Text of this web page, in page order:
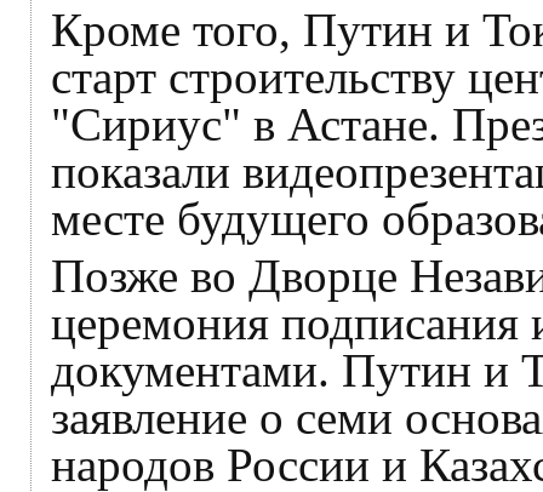
Кроме того, Путин и
старт строительству
"Сириус" в Астане.
показали
месте будущего
Позже во Дворце
церемония подписания
документами. Путин и
заявление о семи
народов России и